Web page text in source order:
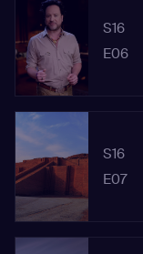
S16
E06
S16
E07